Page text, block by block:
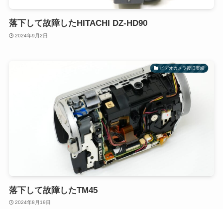
落下して故障したHITACHI DZ-HD90
2024年9月2日
ビデオカメラ復旧実績
落下して故障したTM45
2024年8月19日